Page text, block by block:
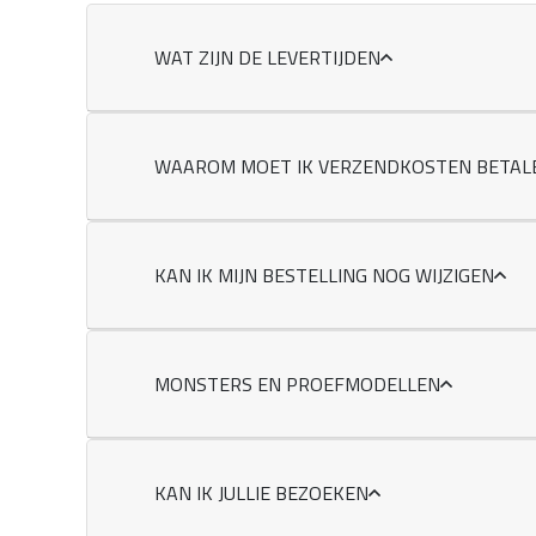
WAT ZIJN DE LEVERTIJDEN
WAAROM MOET IK VERZENDKOSTEN
KAN IK MIJN BESTELLING NOG WIJZIGEN
MONSTERS EN PROEFMODELLEN
KAN IK JULLIE BEZOEKEN